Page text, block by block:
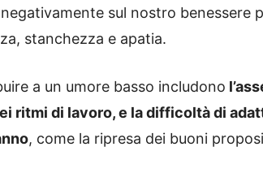
sul nostro benessere
stanchezza e apatia.
a un umore basso includono
ritmi di lavoro, e la difficoltà di
, come la ripresa dei buoni